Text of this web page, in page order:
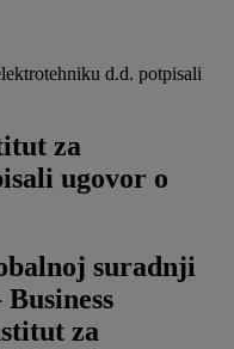
d.d. potpisali
za
ugovor o
suradnji
za